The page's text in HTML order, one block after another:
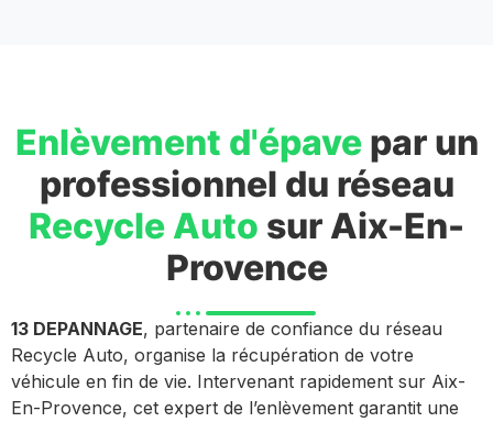
Enlèvement d'épavepar un
professionnel du réseau
Recycle Auto sur Aix-En-
Provence
13 DEPANNAGE, partenaire de confiance du réseau
Recycle Auto, organise la récupération de votre
véhicule en fin de vie. Intervenant rapidement sur Aix-
En-Provence, cet expert de l’enlèvement garantit une